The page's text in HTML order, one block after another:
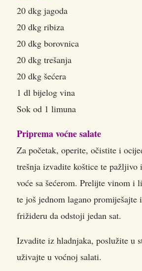
20 dkg jagoda
20 dkg ribiza
20 dkg borovnica
20 dkg trešanja
20 dkg šećera
1 dl bijelog vina
Sok od 1 limuna
Priprema voćne salate
Za početak, operite, očistite i
trešnja izvadite koštice te pažljivo
voće sa šećerom. Prelijte vinom i
te još jednom lagano promiješajte
frižideru da odstoji jedan sat.
Izvadite iz hladnjaka, poslužite u
uživajte u voćnoj salati.